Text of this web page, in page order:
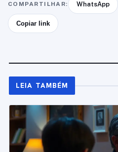
COMPARTILHAR: WhatsApp
Copiar link
LEIA TAMBÉM